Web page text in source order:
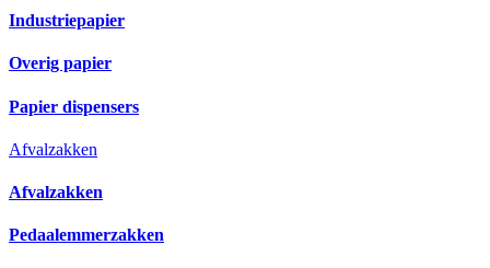
Industriepapier
Overig papier
Papier dispensers
Afvalzakken
Afvalzakken
Pedaalemmerzakken